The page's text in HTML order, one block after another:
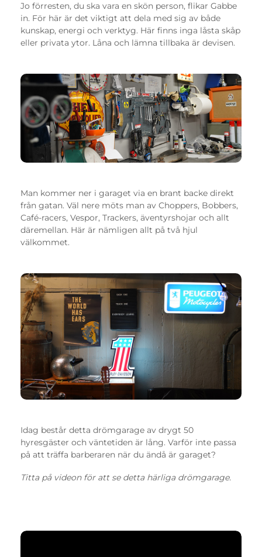
Jo förresten, du ska vara en skön person, flikar Gabbe
in. För här är det viktigt att dela med sig av både
kunskap, energi och verktyg. Här finns inga låsta skåp
eller privata ytor. Låna och lämna tillbaka är devisen.
Man kommer ner i garaget via en brant backe direkt
från gatan. Väl nere möts man av Choppers, Bobbers,
Café-racers, Vespor, Trackers, äventyrshojar och allt
däremellan. Här är nämligen allt på två hjul
välkommet.
Idag består detta drömgarage av drygt 50
hyresgäster och väntetiden är lång. Varför inte passa
på att träffa barberaren när du ändå är garaget?
Titta på videon för att se detta härliga drömgarage.